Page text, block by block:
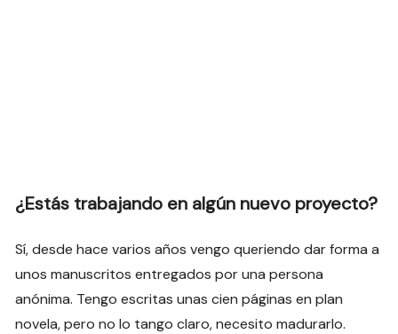
¿Estás trabajando en algún nuevo proyecto?
Sí, desde hace varios años vengo queriendo dar forma a
unos manuscritos entregados por una persona
anónima. Tengo escritas unas cien páginas en plan
novela, pero no lo tango claro, necesito madurarlo.